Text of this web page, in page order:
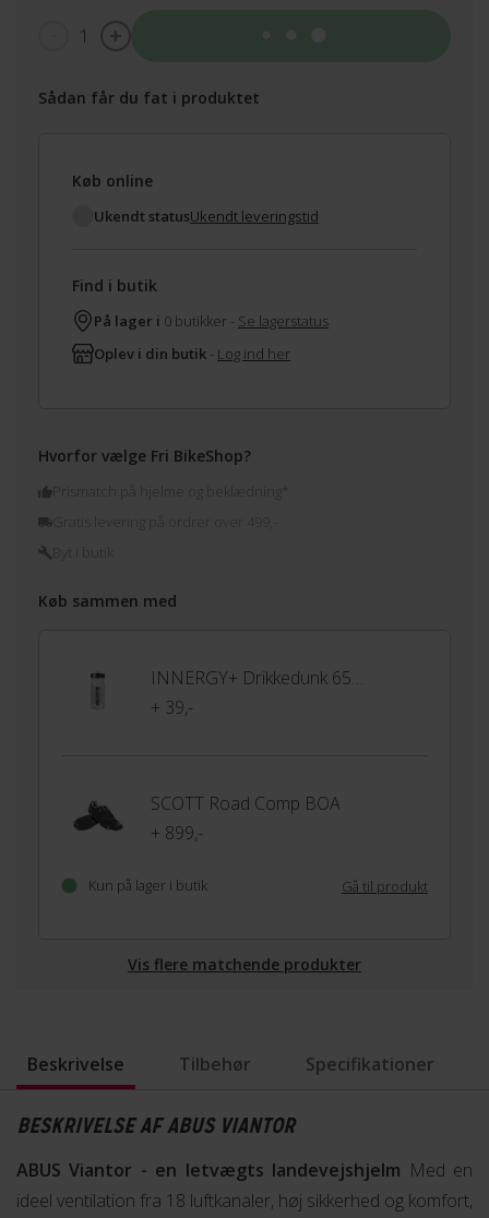
1
Sådan får du fat i produktet
Køb online
Ukendt statusUkendt leveringstid
Find i butik
På lager i 0 butikker - Se lagerstatus
Oplev i din butik - Log ind her
Hvorfor vælge Fri BikeShop?
Prismatch på hjelme og beklædning*
Køb sammen med
INNERGY+ Drikkedunk 650ml
+ 39,-
SCOTT Road Comp BOA
+ 899,-
Kun på lager i butik Gå til produkt
Vis flere matchende produkter
Beskrivelse Tilbehør Specifikationer
BESKRIVELSE AF ABUS VIANTOR
ABUS Viantor - en letvægts landevejshjelm Med en
ideel ventilation fra 18 luftkanaler, høj sikkerhed og komfort,